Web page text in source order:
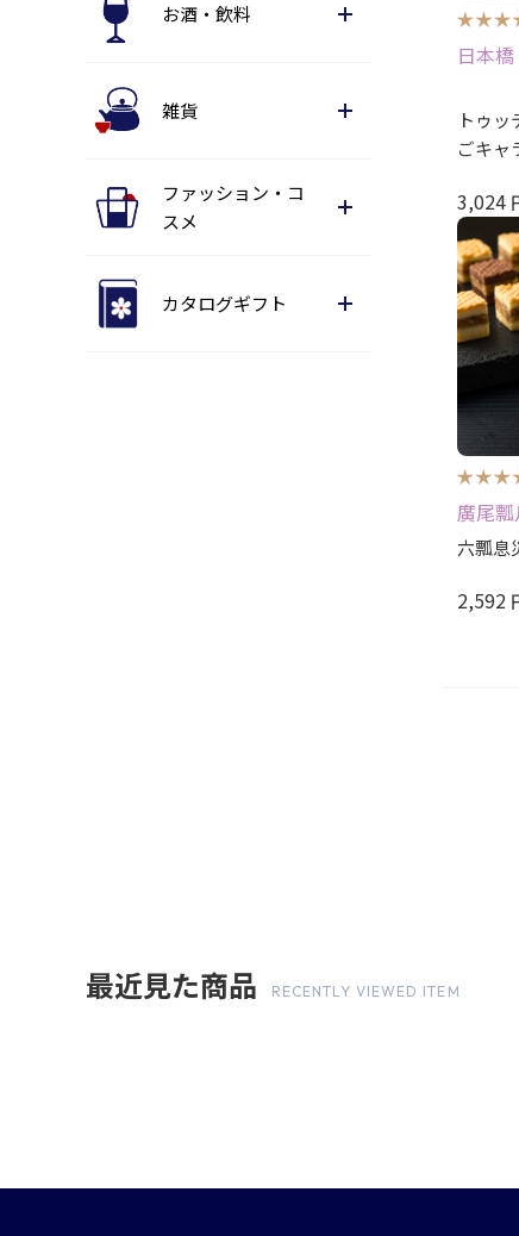
お酒・飲料
雑貨
ファッション・コ
スメ
カタログギフト
日本
トゥ
ごキャ
3,024
廣尾瓢
六瓢
2,592
最近見た商品 RECENTLY VIEWED ITEM